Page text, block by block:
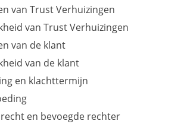
van Trust Verhuizingen
van Trust Verhuizingen
van de klant
van de klant
en klachttermijn
en bevoegde rechter